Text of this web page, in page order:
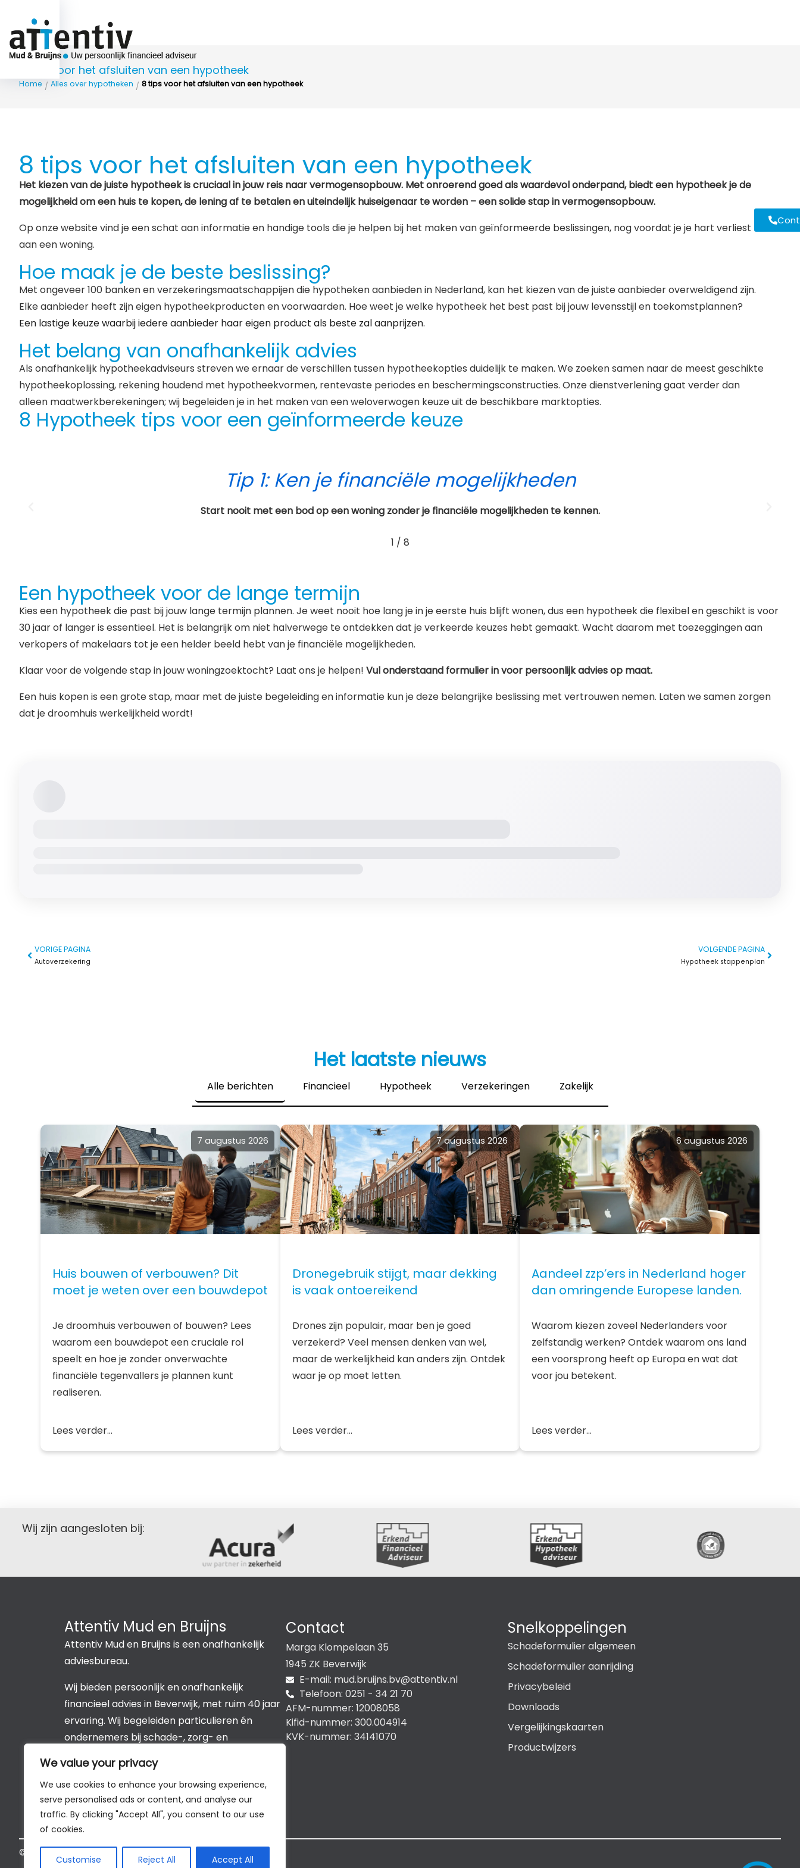
We value your privacy
We use cookies to enhance your browsing experience,
serve personalised ads or content, and analyse our
traffic. By clicking "Accept All", you consent to our use
of cookies.
Customise Reject All Accept All
Over ons
8 tips voor het afsluiten van een hypotheek
Home / Alles over hypotheken / 8 tips voor het afsluiten van een hypotheek
8 tips voor het afsluiten van een hypotheek
Het kiezen van de juiste hypotheek is cruciaal in jouw reis naar vermogensopbouw. Met onroerend goed als waardevol onderpand, biedt een hypotheek je de
mogelijkheid om een huis te kopen, de lening af te betalen en uiteindelijk huiseigenaar te worden – een solide stap in vermogensopbouw.
Op onze website vind je een schat aan informatie en handige tools die je helpen bij het maken van geïnformeerde beslissingen, nog voordat je je hart verliest
aan een woning.
Hoe maak je de beste beslissing?
Met ongeveer 100 banken en verzekeringsmaatschappijen die hypotheken aanbieden in Nederland, kan het kiezen van de juiste aanbieder overweldigend zijn.
Elke aanbieder heeft zijn eigen hypotheekproducten en voorwaarden. Hoe weet je welke hypotheek het best past bij jouw levensstijl en toekomstplannen?
Een lastige keuze waarbij iedere aanbieder haar eigen product als beste zal aanprijzen.
Het belang van onafhankelijk advies
Als onafhankelijk hypotheekadviseurs streven we ernaar de verschillen tussen hypotheekopties duidelijk te maken. We zoeken samen naar de meest geschikte
hypotheekoplossing, rekening houdend met hypotheekvormen, rentevaste periodes en beschermingsconstructies. Onze dienstverlening gaat verder dan
alleen maatwerkberekeningen; wij begeleiden je in het maken van een weloverwogen keuze uit de beschikbare marktopties.
8 Hypotheek tips voor een geïnformeerde keuze
Tip 2: Controleer op verborgen gebreken
Zorg ervoor dat de woning geen verborgen gebreken heeft. De verkoper is verplicht deze te melden, maar alleen als je ernaar vraagt
2 /8
Een hypotheek voor de lange termijn
Kies een hypotheek die past bij jouw lange termijn plannen. Je weet nooit hoe lang je in je eerste huis blijft wonen, dus een hypotheek die flexibel en geschikt is voor
30 jaar of langer is essentieel. Het is belangrijk om niet halverwege te ontdekken dat je verkeerde keuzes hebt gemaakt. Wacht daarom met toezeggingen aan
verkopers of makelaars tot je een helder beeld hebt van je financiële mogelijkheden.
Klaar voor de volgende stap in jouw woningzoektocht? Laat ons je helpen! Vul onderstaand formulier in voor persoonlijk advies op maat.
Een huis kopen is een grote stap, maar met de juiste begeleiding en informatie kun je deze belangrijke beslissing met vertrouwen nemen. Laten we samen zorgen
dat je droomhuis werkelijkheid wordt!
VORIGE PAGINA
Autoverzekering
VOLGENDE PAGINA
Hypotheek stappenplan
Het laatste nieuws
Alle berichten Financieel Hypotheek Verzekeringen Zakelijk
7 augustus 2026
Huis bouwen of verbouwen? Dit
moet je weten over een bouwdepot
Je droomhuis verbouwen of bouwen? Lees
waarom een bouwdepot een cruciale rol
speelt en hoe je zonder onverwachte
financiële tegenvallers je plannen kunt
realiseren.
Lees verder...
7 augustus 2026
Dronegebruik stijgt, maar dekking
is vaak ontoereikend
Drones zijn populair, maar ben je goed
verzekerd? Veel mensen denken van wel,
maar de werkelijkheid kan anders zijn. Ontdek
waar je op moet letten.
Lees verder...
6 augustus 2026
Aandeel zzp’ers in Nederland hoger
dan omringende Europese landen.
Waarom kiezen zoveel Nederlanders voor
zelfstandig werken? Ontdek waarom ons land
een voorsprong heeft op Europa en wat dat
voor jou betekent.
Lees verder...
Wij zijn aangesloten bij:
Attentiv Mud en Bruijns
Attentiv Mud en Bruijns is een onafhankelijk
adviesbureau.
Wij bieden persoonlijk en onafhankelijk
financieel advies in Beverwijk, met ruim 40 jaar
ervaring. Wij begeleiden particulieren én
ondernemers bij schade-, zorg- en
pensioen en sparen & beleggen.
Contact
Marga Klompelaan 35
1945 ZK Beverwijk
E-mail:
ln.vitnetta
@vb.snjiurb.dum
Telefoon: 0251 - 34 21 70
AFM-nummer: 12008058
Kifid-nummer: 300.004914
KVK-nummer: 34141070
Snelkoppelingen
Schadeformulier algemeen
Schadeformulier aanrijding
Privacybeleid
Downloads
Vergelijkingskaarten
Productwijzers
©2026 All Rights Reserved